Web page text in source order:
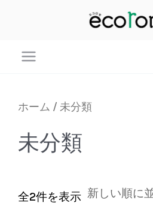
Menu
ホーム / 未分類
未分類
全2件を表示新